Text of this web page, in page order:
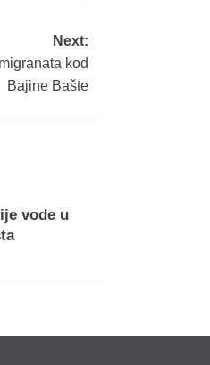
Next:
kod
Bajine Bašte
vode u